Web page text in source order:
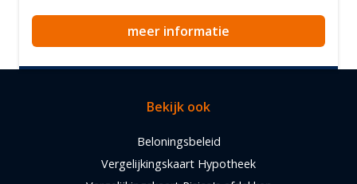
meer informatie
Bekijk ook
Beloningsbeleid
Vergelijkingskaart Hypotheek